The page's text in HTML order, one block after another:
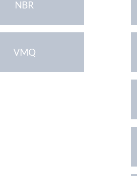
NBR
VMQ